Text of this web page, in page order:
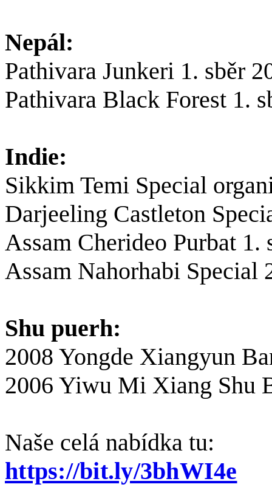
Nepál:
Pathivara Junkeri 1. sběr
Pathivara Black Forest 1.
Indie:
Sikkim Temi Special
Darjeeling Castleton
Assam Cherideo Purbat 1.
Assam Nahorhabi Special
Shu puerh:
2008 Yongde Xiangyun
2006 Yiwu Mi Xiang Shu
Naše celá nabídka tu:
https://bit.ly/3bhWI4e